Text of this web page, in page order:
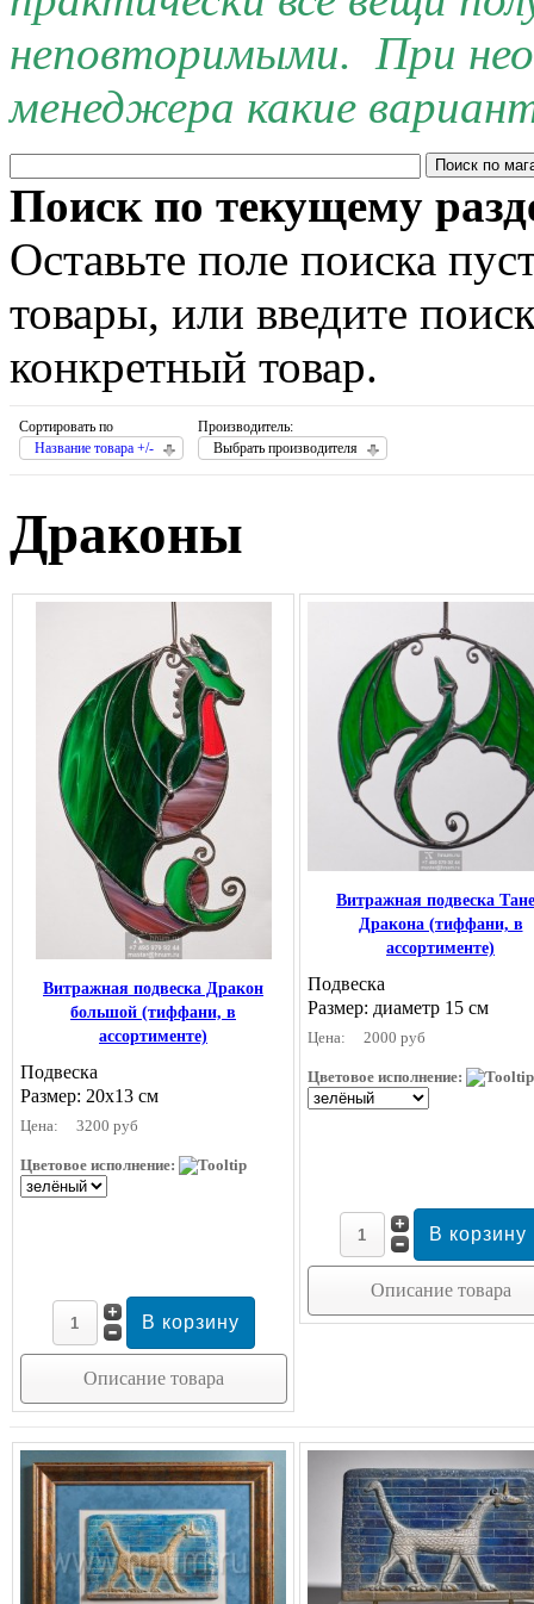
неповторимыми. При
менеджера какие
Поиск по текущему
Оставьте поле поиска
товары, или введите
конкретный товар.
Сортировать по
Название товара +/-
Производитель:
Выбрать производителя
Драконы
Витражная подвеска Дракон
большой (тиффани, в
ассортименте)
Подвеска
Размер: 20х13 см
Цена: 3200 руб
Цветовое исполнение:
Описание товара
Витражная подвеска
Дракона (тиффани, в
ассортименте)
Подвеска
Размер: диаметр 15 см
Цена: 2000 руб
Цветовое исполнение:
Описание товара